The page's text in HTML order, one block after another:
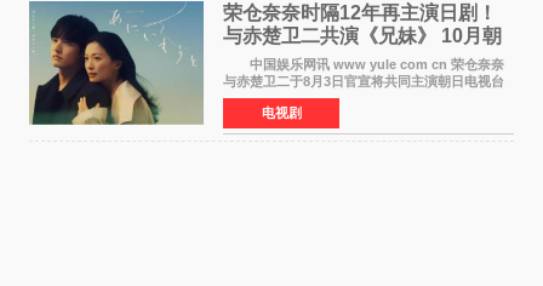
荣仓奈奈时隔12年再主演日剧！
与赤楚卫二共演《兄妹》 10月朝
日新档开播
中国娱乐网讯 www yule com cn 荣仓奈奈
与赤楚卫二于8月3日官宣将共同主演朝日电视台
日剧《兄妹》（10月开播，每周六晚10点播
出）。这也是荣仓奈奈继TBS剧集《为了N》之
后，暌违12年再度担
电视剧